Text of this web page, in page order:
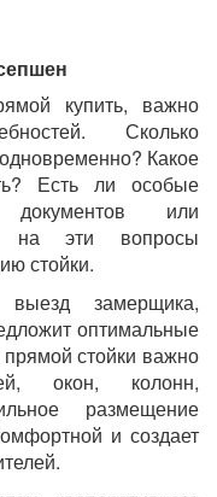
купить, важно
Сколько
Какое
Есть ли особые
или
на эти вопросы
стойки.
замерщика,
оптимальные
стойки важно
окон, колонн,
размещение
и создает